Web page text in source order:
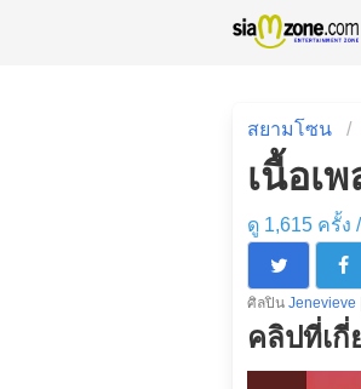
สยามโซน
เนื้อเ
ดู 1,615 ครั้ง /
ศิลปิน Jenevieve
คลิปที่เกี่